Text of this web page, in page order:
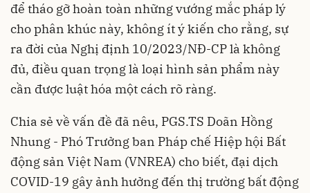
để tháo gỡ hoàn toàn những vướng mắc pháp lý
cho phân khúc này, không ít ý kiến cho rằng, sự
ra đời của Nghị định 10/2023/NĐ-CP là không
đủ, điều quan trọng là loại hình sản phẩm này
cần được luật hóa một cách rõ ràng.
Chia sẻ về vấn đề đã nêu, PGS.TS Doãn Hồng
Nhung - Phó Trưởng ban Pháp chế Hiệp hội Bất
động sản Việt Nam (VNREA) cho biết, đại dịch
COVID-19 gây ảnh hưởng đến thị trường bất động